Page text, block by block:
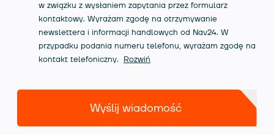
w związku z wysłaniem zapytania przez formularz
kontaktowy. Wyrażam zgodę na otrzymywanie
newslettera i informacji handlowych od Nav24. W
przypadku podania numeru telefonu, wyrażam zgodę na
kontakt telefoniczny.
Rozwiń
Wyślij wiadomość